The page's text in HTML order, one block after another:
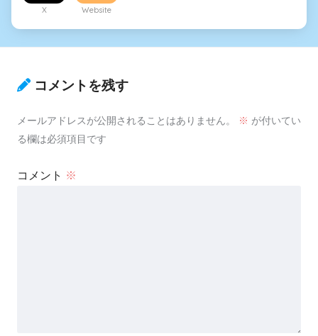
X Website
コメントを残す
メールアドレスが公開されることはありません。 ※ が付いてい
る欄は必須項目です
コメント ※